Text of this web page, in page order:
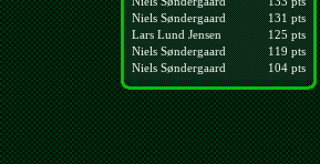
Niels Søndergaard
131 pts
Lars Lund Jensen
125 pts
Niels Søndergaard
119 pts
Niels Søndergaard
104 pts